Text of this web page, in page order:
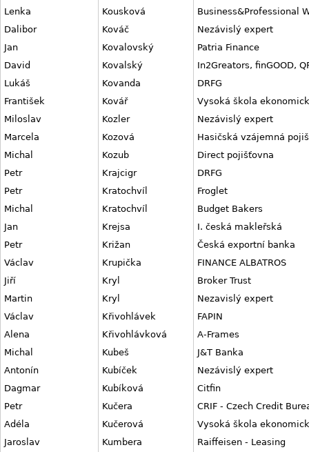
Lenka
Kousková
Business&Professional
Dalibor
Kováč
Nezávislý expert
Jan
Kovalovský
Patria Finance
David
Kovalský
In2Greators, finGOOD,
Lukáš
Kovanda
DRFG
František
Kovář
Vysoká škola
Miloslav
Kozler
Nezávislý expert
Marcela
Kozová
Hasičská vzájemná
Michal
Kozub
Direct pojišťovna
Petr
Krajcigr
DRFG
Petr
Kratochvíl
Froglet
Michal
Kratochvíl
Budget Bakers
Jan
Krejsa
I. česká makleřská
Petr
Križan
Česká exportní banka
Václav
Krupička
FINANCE ALBATROS
Jiří
Kryl
Broker Trust
Martin
Kryl
Nezavislý expert
Václav
Křivohlávek
FAPIN
Alena
Křivohlávková
A-Frames
Michal
Kubeš
J&T Banka
Antonín
Kubíček
Nezávislý expert
Dagmar
Kubíková
Citfin
Petr
Kučera
CRIF - Czech Credit
Adéla
Kučerová
Vysoká škola
Jaroslav
Kumbera
Raiffeisen - Leasing